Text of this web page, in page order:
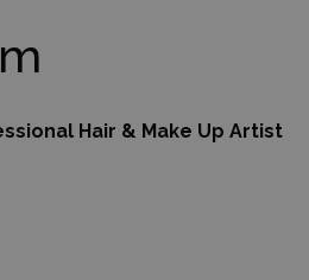
Hair & Make Up Artist